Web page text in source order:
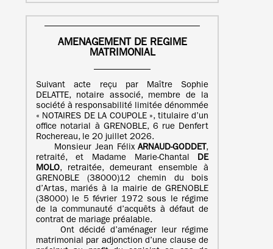
AMENAGEMENT DE REGIME
MATRIMONIAL
Suivant acte reçu par Maître Sophie
DELATTE, notaire associé, membre de la
société à responsabilité limitée dénommée
« NOTAIRES DE LA COUPOLE », titulaire d’un
office notarial à GRENOBLE, 6 rue Denfert
Rochereau, le 20 juillet 2026.
Monsieur Jean FélixARNAUD-GODDET ,
retraité, et Madame Marie-Chantal DE
MOLO, retraitée, demeurant ensemble à
GRENOBLE (38000)12 chemin du bois
d’Artas, mariés à la mairie de GRENOBLE
(38000) le 5 février 1972 sous le régime
de la communauté d’acquêts à défaut de
contrat de mariage préalable.
Ont décidé d’aménager leur régime
matrimonial par adjonction d’une clause de